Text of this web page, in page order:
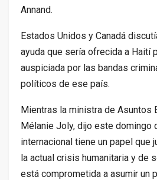
Annand.
Estados Unidos y Canadá
ayuda que sería ofrecida a Haití
auspiciada por las bandas
políticos de ese país.
Mientras la ministra de Asuntos
Mélanie Joly, dijo este domingo
internacional tiene un papel que
la actual crisis humanitaria y de
está comprometida a asumir un